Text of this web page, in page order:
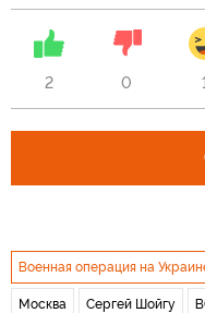
2 0 1
Военная операция на
Москва Сергей Шойгу